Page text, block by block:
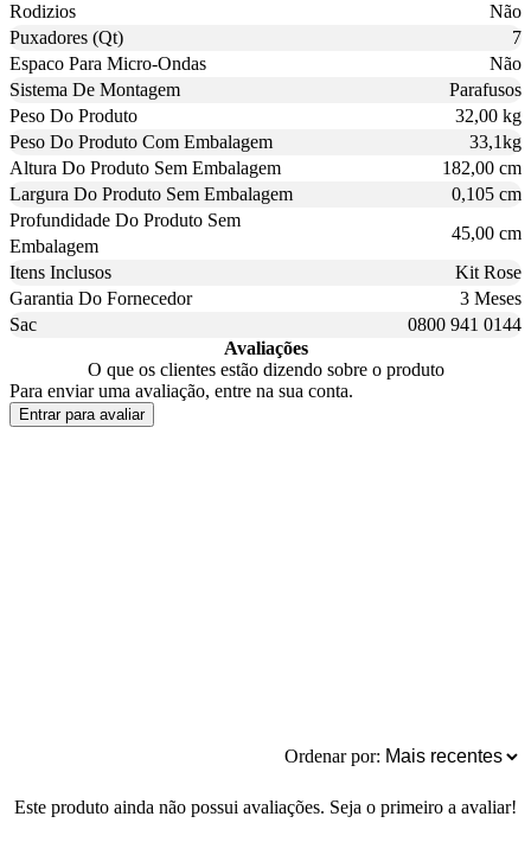
Rodizios
Não
Puxadores (Qt)
7
Espaco Para Micro-Ondas
Não
Sistema De Montagem
Parafusos
Peso Do Produto
32,00 kg
Peso Do Produto Com Embalagem
33,1kg
Altura Do Produto Sem Embalagem
182,00 cm
Largura Do Produto Sem Embalagem
0,105 cm
Profundidade Do Produto Sem
Embalagem
45,00 cm
Itens Inclusos
Kit Rose
Garantia Do Fornecedor
3 Meses
Sac
0800 941 0144
Avaliações
O que os clientes estão dizendo sobre o produto
Para enviar uma avaliação, entre na sua conta.
Entrar para avaliar
Ordenar por:
Este produto ainda não possui avaliações. Seja o primeiro a avaliar!